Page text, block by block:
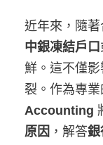
近年來，隨著
中銀凍結戶口
鮮。這不僅
裂。作為專業
Accounting
原因 ，解答銀